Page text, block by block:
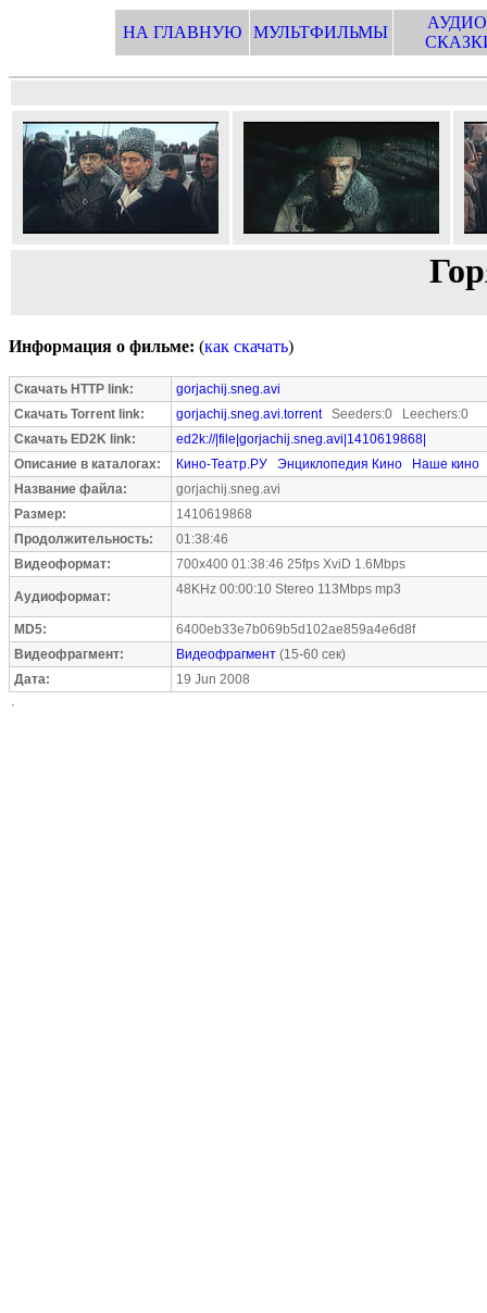
НА ГЛАВНУЮ МУЛЬТФИЛЬМЫ
Информация о фильме: (как скачать)
Скачать HTTP link:
gorjachij.sneg.avi
Скачать Torrent link:
gorjachij.sneg.avi.torrentSeeders:0 Leechers:0
Скачать ED2K link:
ed2k://|file|gorjachij.sneg.avi|1410619868|
Описание в каталогах:
Кино-Театр.РУ Энциклопедия Кино
Наше кино
Название файла:
gorjachij.sneg.avi
Размер:
1410619868
Продолжительность:
01:38:46
Видеоформат:
700x400 01:38:46 25fps XviD 1.6Mbps
Аудиоформат: 48KHz 00:00:10 Stereo 113Mbps mp3
MD5:
6400eb33e7b069b5d102ae859a4e6d8f
Видеофрагмент:
Видеофрагмент (15-60 сек)
Дата:
19 Jun 2008